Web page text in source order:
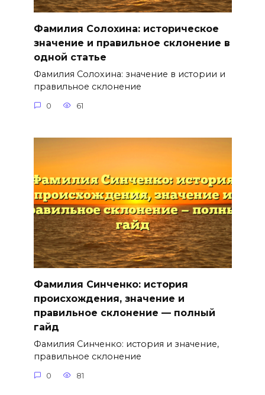
Фамилия Солохина: историческое
значение и правильное склонение в
одной статье
Фамилия Солохина: значение в истории и
правильное склонение
0 61
Фамилия Синченко: история
происхождения, значение и
правильное склонение — полный
гайд
Фамилия Синченко: история и значение,
правильное склонение
0 81